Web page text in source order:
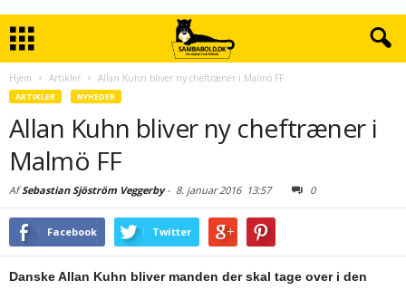
Hjem Artikler Allan Kuhn bliver ny cheftræner i Malmö FF
ARTIKLER NYHEDER
Allan Kuhn bliver ny cheftræner i
Malmö FF
AfSebastian Sjöström Veggerby- 8. januar 201613:57 0
Facebook Twitter
Danske Allan Kuhn bliver manden der skal tage over i den